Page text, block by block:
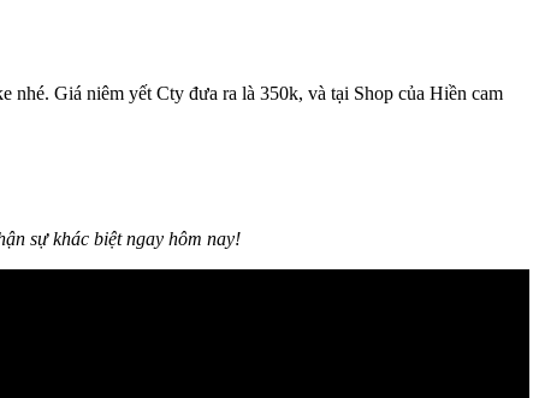
nhé. Giá niêm yết Cty đưa ra là 350k, và tại Shop của Hiền cam
sự khác biệt ngay hôm nay!